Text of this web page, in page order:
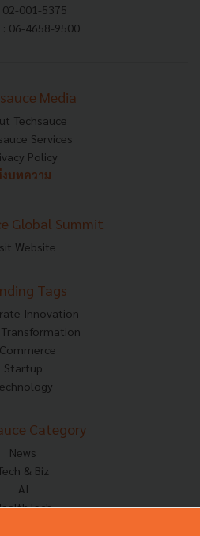
02-001-5375
: 06-4658-9500
Media
Techsauce
Services
Policy
งบทความ
Global Summit
Website
Tags
Innovation
Startup
Category
News
& Biz
AI